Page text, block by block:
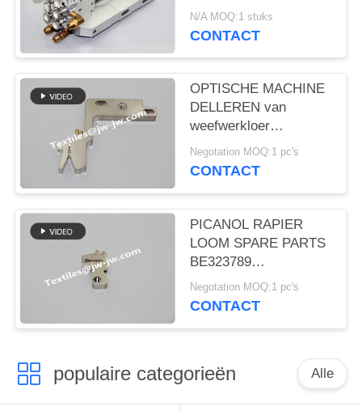
N/A MOQ:1 stuks
CONTACT
OPTISCHE MACHINE
DELLEREN van
weefwerkloer
reserveonderdelen
METTELING
INSTALLATIE van
weefwerkloer
reserveonderdelen
Negotation MOQ:1 pc's
CONTACT
PICANOL RAPIER
LOOM SPARE PARTS
BE323789
MONTAGEMENT
Inbouw van banden
Negotation MOQ:1 pc's
CONTACT
populaire categorieën Alle